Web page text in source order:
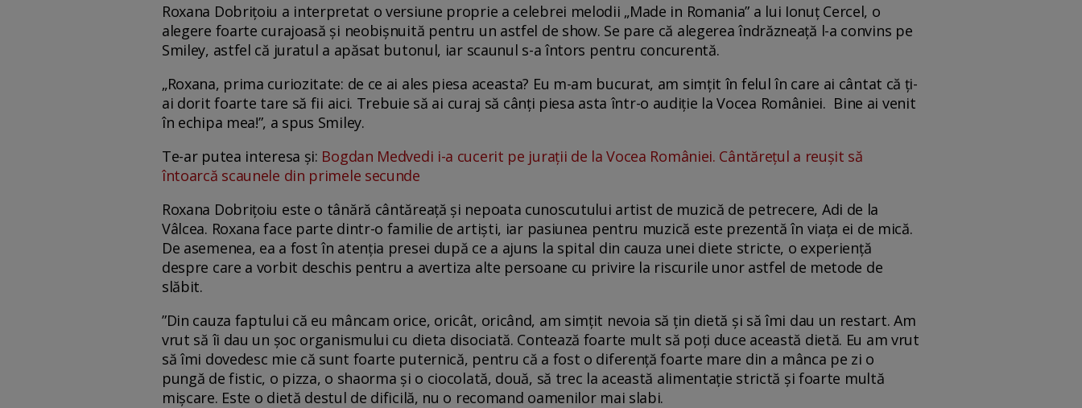
Roxana Dobrițoiu a interpretat o versiune proprie a celebrei melodii „Made in Romania” a lui Ionuț Cercel, o
alegere foarte curajoasă și neobișnuită pentru un astfel de show. Se pare că alegerea îndrăzneață l-a convins pe
Smiley, astfel că juratul a apăsat butonul, iar scaunul s-a întors pentru concurentă.
„Roxana, prima curiozitate: de ce ai ales piesa aceasta? Eu m-am bucurat, am simțit în felul în care ai cântat că ți-
ai dorit foarte tare să fii aici. Trebuie să ai curaj să cânți piesa asta într-o audiție la Vocea României. Bine ai venit
în echipa mea!”, a spus Smiley.
Te-ar putea interesa și: Bogdan Medvedi i-a cucerit pe jurații de la Vocea României. Cântărețul a reușit să
întoarcă scaunele din primele secunde
Roxana Dobrițoiu este o tânără cântăreață și nepoata cunoscutului artist de muzică de petrecere, Adi de la
Vâlcea. Roxana face parte dintr-o familie de artiști, iar pasiunea pentru muzică este prezentă în viața ei de mică.
De asemenea, ea a fost în atenția presei după ce a ajuns la spital din cauza unei diete stricte, o experiență
despre care a vorbit deschis pentru a avertiza alte persoane cu privire la riscurile unor astfel de metode de
slăbit.
”Din cauza faptului că eu mâncam orice, oricât, oricând, am simțit nevoia să țin dietă și să îmi dau un restart. Am
vrut să îi dau un șoc organismului cu dieta disociată. Contează foarte mult să poți duce această dietă. Eu am vrut
să îmi dovedesc mie că sunt foarte puternică, pentru că a fost o diferență foarte mare din a mânca pe zi o
pungă de fistic, o pizza, o shaorma și o ciocolată, două, să trec la această alimentație strictă și foarte multă
mișcare. Este o dietă destul de dificilă, nu o recomand oamenilor mai slabi.